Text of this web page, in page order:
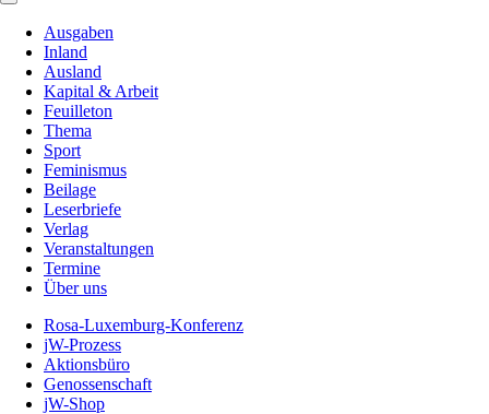
Ausgaben
Inland
Ausland
Kapital & Arbeit
Feuilleton
Thema
Sport
Feminismus
Beilage
Leserbriefe
Verlag
Veranstaltungen
Termine
Über uns
Rosa-Luxemburg-Konferenz
jW-Prozess
Aktionsbüro
Genossenschaft
jW-Shop